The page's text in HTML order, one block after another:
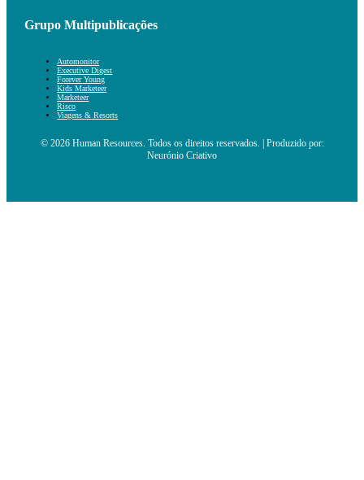
Grupo Multipublicações
Automonitor
Executive Digest
Forever Young
Kids Marketeer
Marketeer
Risco
Viagens & Resorts
© 2026 Human Resources. Todos os direitos reservados. | Produzido por:
Neurónio Criativo